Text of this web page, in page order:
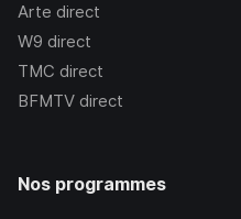
Arte direct
W9 direct
TMC direct
BFMTV direct
Nos programmes